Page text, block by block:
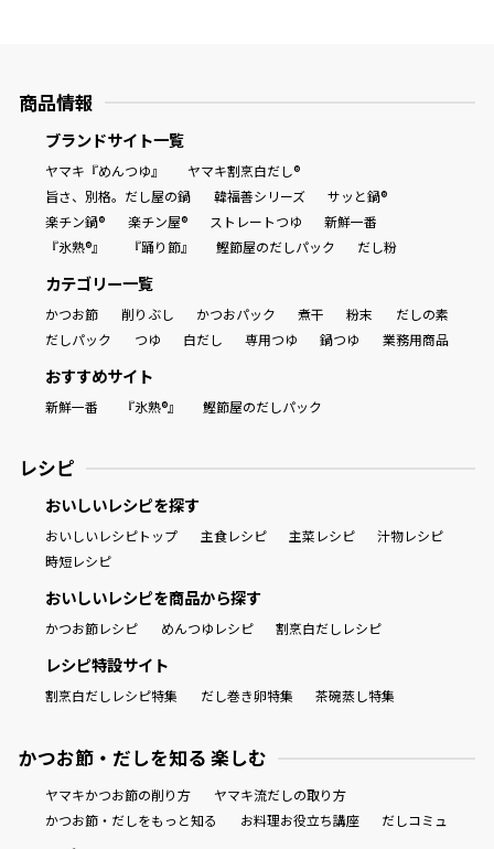
商品情報
ブランドサイト一覧
ヤマキ『めんつゆ』
ヤマキ割烹白だし®
旨さ、別格。だし屋の鍋
韓福善シリーズ
サッと鍋®
楽チン鍋®
楽チン屋® ストレートつゆ
新鮮一番
『氷熟®』
『踊り節』 鰹節屋のだしパック だし粉
カテゴリー一覧
かつお節 削りぶし かつおパック 煮干 粉末
だしの素
だしパック
つゆ 白だし 専用つゆ 鍋つゆ 業務用商品
おすすめサイト
新鮮一番 『氷熟®』 鰹節屋のだしパック
レシピ
おいしいレシピを探す
おいしいレシピトップ 主食レシピ 主菜レシピ
汁物レシピ
時短レシピ
おいしいレシピを商品から探す
かつお節レシピ めんつゆレシピ 割烹白だしレシピ
レシピ特設サイト
割烹白だしレシピ特集 だし巻き卵特集 茶碗蒸し特集
かつお節・だしを知る 楽しむ
ヤマキかつお節の削り方
ヤマキ流だしの取り方
かつお節・だしをもっと知る
お料理お役立ち講座 だしコミュ